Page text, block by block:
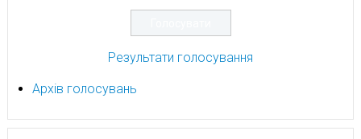
Результати голосування
Архів голосувань